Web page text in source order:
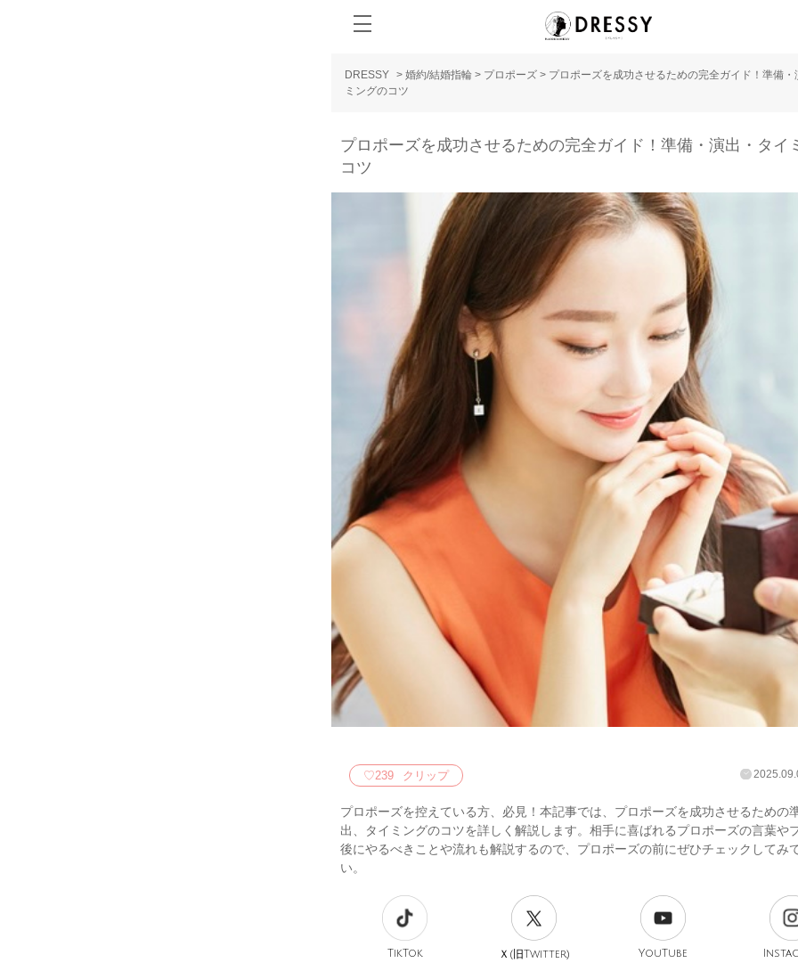
DRESSY > 婚約/結婚指輪 > プロポーズ > プロポーズを成功させるための完全ガイド！準備・
ミングのコツ
プロポーズを成功させるための完全ガイド！準備・演出・タイ
コツ
♡239 クリップ
プロポーズを控えている方、必見！本記事では、プロポーズを成功させるための
出、タイミングのコツを詳しく解説します。相手に喜ばれるプロポーズの言葉や
後にやるべきことや流れも解説するので、プロポーズの前にぜひチェックしてみ
い。
TikTok Ｘ(旧Twitter) YouTube